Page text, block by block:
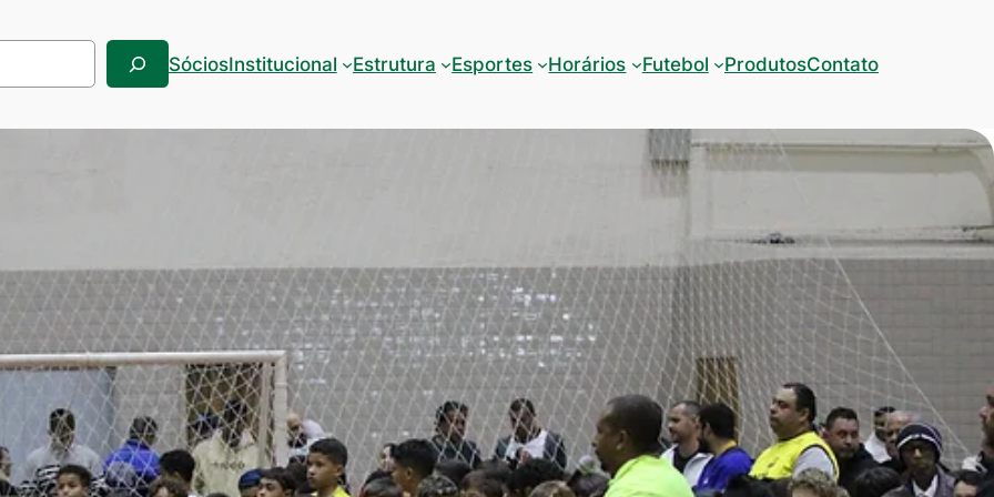
SóciosInstitucional Estrutura Esportes Horários Futebol ProdutosContato